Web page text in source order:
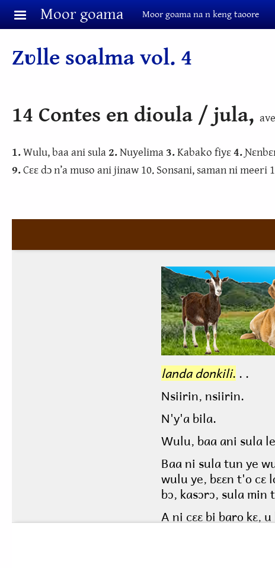
Aller au contenu principal
Moor goama Moor goama na n keng taoore
Zʋlle soalma vol. 4
14 Contes en dioula / jula,
1.Wulu, baa ani sula 2.Nuyelima3.Kabako fiyɛ4.
9.Cɛɛ dɔ n’a muso ani jinaw 10. Sonsani, saman ni